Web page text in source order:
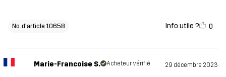
No. d'article 10658 Info utile ? 0
Marie-Francoise S. Acheteur vérifié 29 décembre 2023